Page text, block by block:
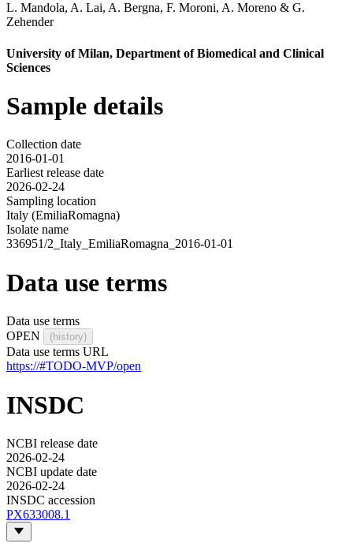
L. Mandola, A. Lai, A. Bergna, F. Moroni, A. Moreno & G.
Zehender
University of Milan, Department of Biomedical and Clinical
Sciences
Sample details
Collection date
2016-01-01
Earliest release date
2026-02-24
Sampling location
Italy (EmiliaRomagna)
Isolate name
336951/2_Italy_EmiliaRomagna_2016-01-01
Data use terms
Data use terms
OPEN
(history)
Data use terms URL
https://#TODO-MVP/open
INSDC
NCBI release date
2026-02-24
NCBI update date
2026-02-24
INSDC accession
PX633008.1